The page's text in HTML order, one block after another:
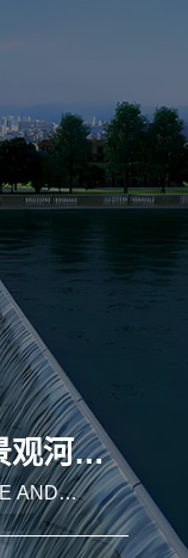
太原湿地补水、自然保护区河道生态修复
AND
IN